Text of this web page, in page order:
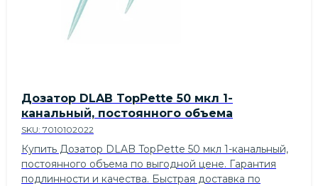
Дозатор DLAB TopPette 50 мкл 1-
канальный, постоянного объема
SKU: 7010102022
Купить Дозатор DLAB TopPette 50 мкл 1-канальный,
постоянного объема по выгодной цене. Гарантия
подлинности и качества. Быстрая доставка по